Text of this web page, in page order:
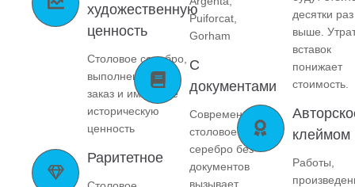
художественную
ценность
Столовое серебро,
выполненное на
заказ и имеющее
историческую
ценность
Раритетное
Puiforcat,
Gorham
С
документами
Современное
столовое
серебро без
документов
вызывает
десятки раз
выше.
вставок
понижает
стоимость.
клеймом
Работы,